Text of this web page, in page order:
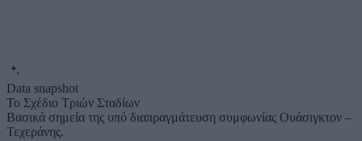
Data snapshot
Το Σχέδιο Τριών Σταδίων
Βασικά σημεία της υπό διαπραγμάτευση συμφωνίας Ουάσιγκτον –
Τεχεράνης.